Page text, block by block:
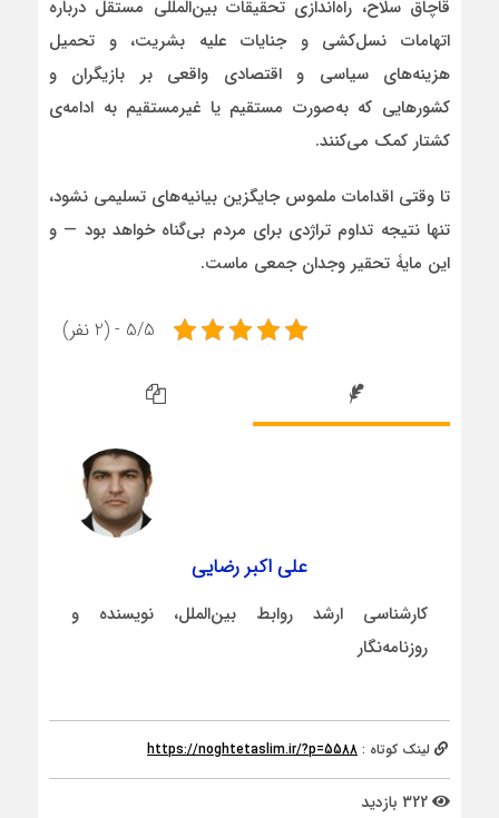
قاچاق سلاح، راه‌اندازی تحقیقات بین‌المللی مستقل درباره
اتهامات نسل‌کشی و جنایات علیه بشریت، و تحمیل
هزینه‌های سیاسی و اقتصادی واقعی بر بازیگران و
کشورهایی که به‌صورت مستقیم یا غیرمستقیم به ادامه‌ی
کشتار کمک می‌کنند.
تا وقتی اقدامات ملموس جایگزین بیانیه‌های تسلیمی نشود،
تنها نتیجه تداوم تراژدی برای مردم بی‌گناه خواهد بود — و
این مایۀ تحقیر وجدان جمعی ماست.
5/5 - (2 نفر)
علی اکبر رضایی
کارشناسی ارشد روابط بین‌الملل، نویسنده و
روزنامه‌نگار
لینک کوتاه : https://noghtetaslim.ir/?p=5588